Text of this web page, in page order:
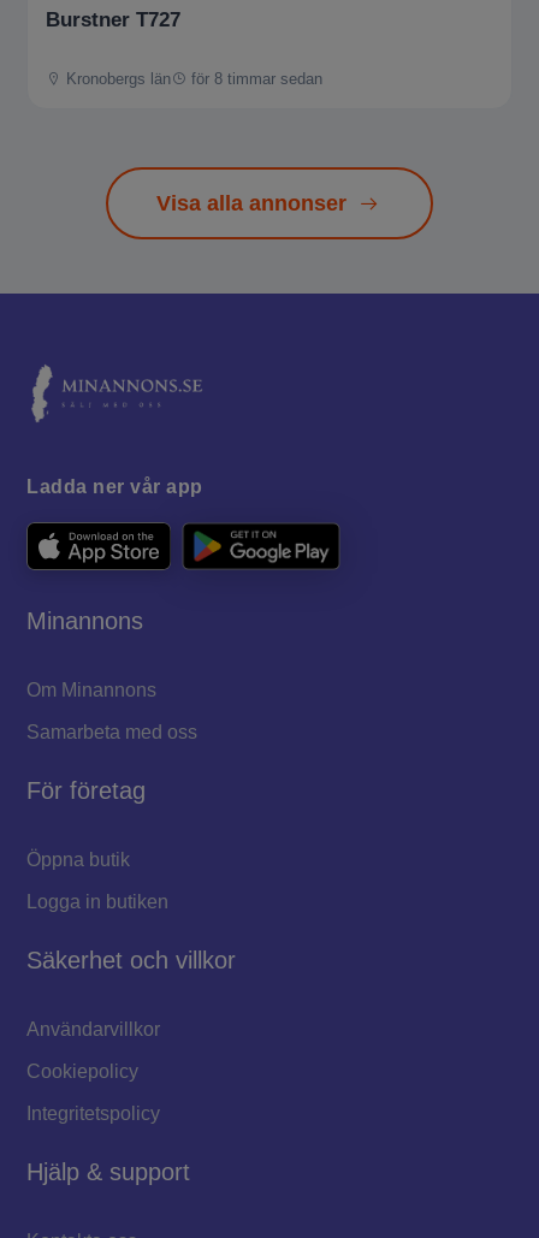
Burstner T727
Kronobergs län för 8 timmar sedan
Visa alla annonser
Ladda ner vår app
Minannons
Om Minannons
Samarbeta med oss
För företag
Öppna butik
Logga in butiken
Säkerhet och villkor
Användarvillkor
Cookiepolicy
Integritetspolicy
Hjälp & support